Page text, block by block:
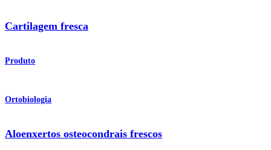
Cartilagem fresca
Produto
Ortobiologia
Aloenxertos osteocondrais frescos